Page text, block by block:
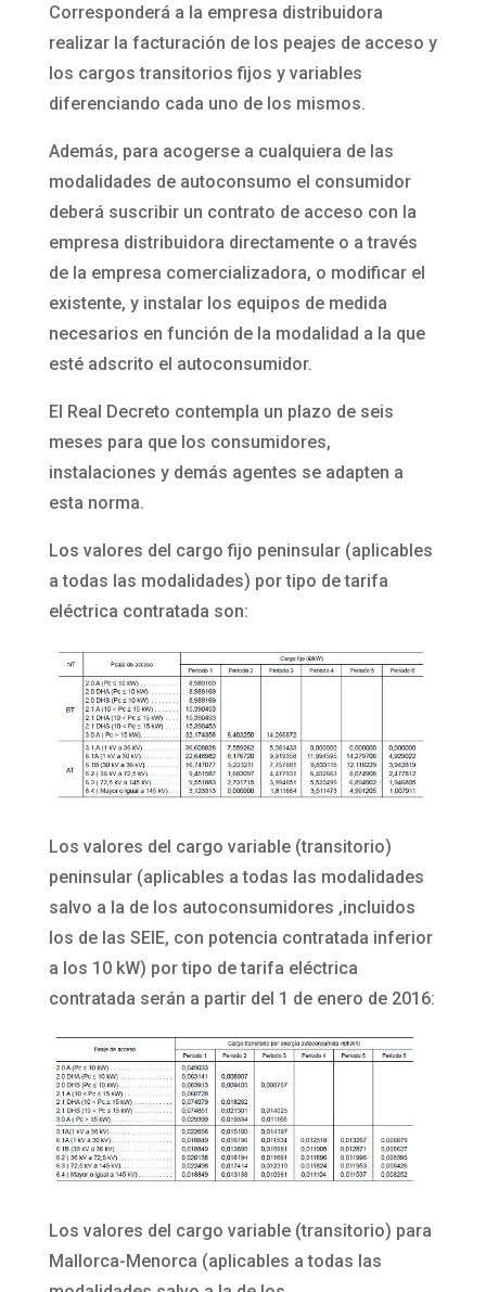
Corresponderá a la empresa distribuidora
realizar la facturación de los peajes de acceso y
los cargos transitorios fijos y variables
diferenciando cada uno de los mismos.
Además, para acogerse a cualquiera de las
modalidades de autoconsumo el consumidor
deberá suscribir un contrato de acceso con la
empresa distribuidora directamente o a través
de la empresa comercializadora, o modificar el
existente, y instalar los equipos de medida
necesarios en función de la modalidad a la que
esté adscrito el autoconsumidor.
El Real Decreto contempla un plazo de seis
meses para que los consumidores,
instalaciones y demás agentes se adapten a
esta norma.
Los valores del cargo fijo peninsular (aplicables
a todas las modalidades) por tipo de tarifa
eléctrica contratada son:
Los valores del cargo variable (transitorio)
peninsular (aplicables a todas las modalidades
salvo a la de los autoconsumidores ,incluidos
los de las SEIE, con potencia contratada inferior
a los 10 kW) por tipo de tarifa eléctrica
contratada serán a partir del 1 de enero de 2016:
Los valores del cargo variable (transitorio) para
Mallorca-Menorca (aplicables a todas las